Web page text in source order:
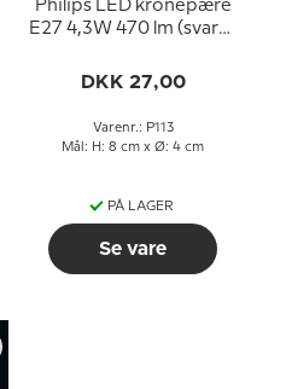
Philips LED kronepære
E27 4,3W 470 lm (svarer
Lys 2700k (15000 timer)
DKK 27,00
Varenr.: P113
Mål: H: 8 cm x Ø: 4 cm
PÅ LAGER
Se vare